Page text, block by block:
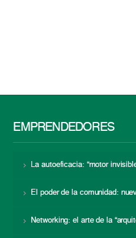
EMPRENDEDORES
La autoeficacia: “motor
El poder de la comunidad:
Networking: el arte de la